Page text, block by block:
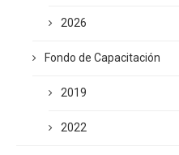
2026
Fondo de Capacitación
2019
2022